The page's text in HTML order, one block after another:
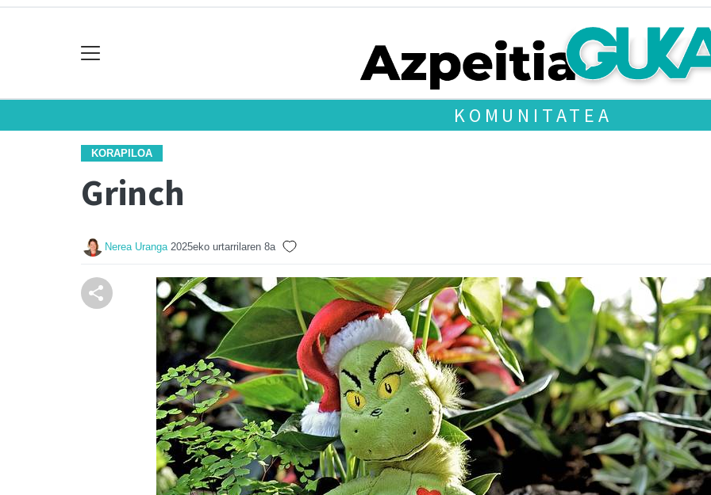
KOMUNITATEA
KORAPILOA
Grinch
Nerea Uranga 2025eko urtarrilaren 8a